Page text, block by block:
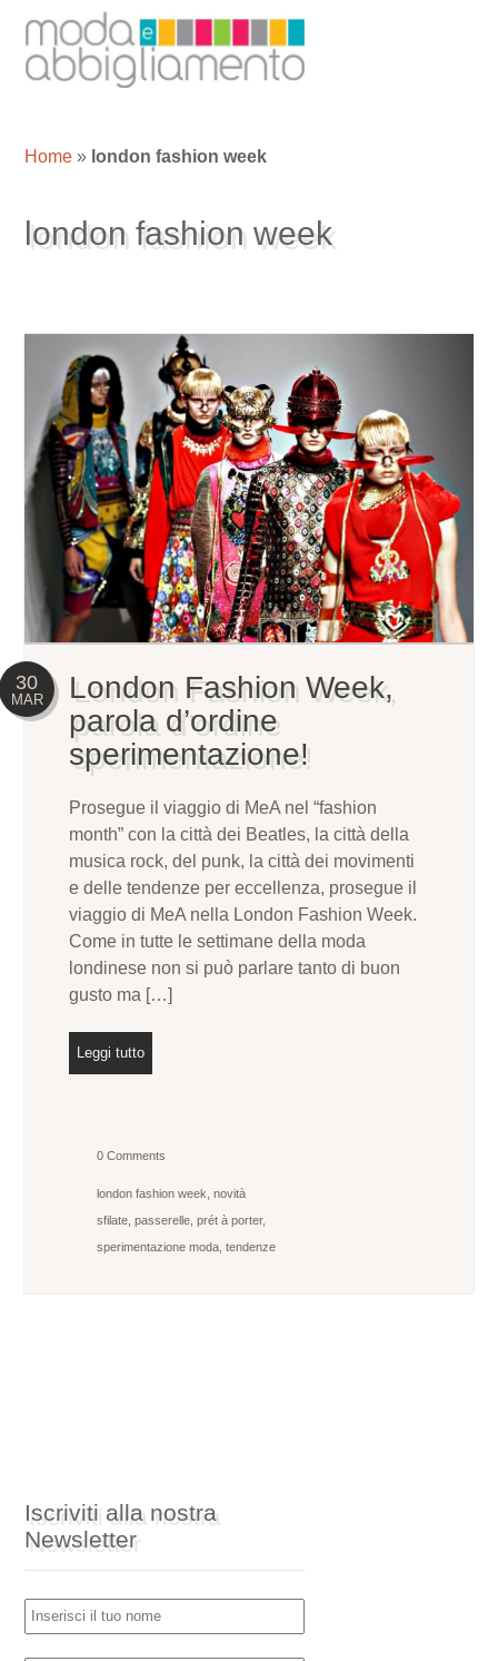
Home » london fashion week
london fashion week
30
MAR
London Fashion Week,
parola d’ordine
sperimentazione!
Prosegue il viaggio di MeA nel “fashion
month” con la città dei Beatles, la città della
musica rock, del punk, la città dei movimenti
e delle tendenze per eccellenza, prosegue il
viaggio di MeA nella London Fashion Week.
Come in tutte le settimane della moda
londinese non si può parlare tanto di buon
gusto ma […]
Leggi tutto
0 Comments
london fashion week ,novità
sfilate ,passerelle ,prét à porter,
sperimentazione moda ,tendenze
Iscriviti alla nostra
Newsletter